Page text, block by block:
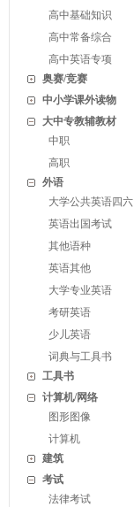
高中基础知识
高中常备综合
高中英语专项
奥赛/竞赛
中小学课外读物
大中专教辅教材
中职
高职
外语
大学公共英语四六
英语出国考试
其他语种
英语其他
大学专业英语
考研英语
少儿英语
词典与工具书
工具书
计算机/网络
图形图像
计算机
建筑
考试
法律考试